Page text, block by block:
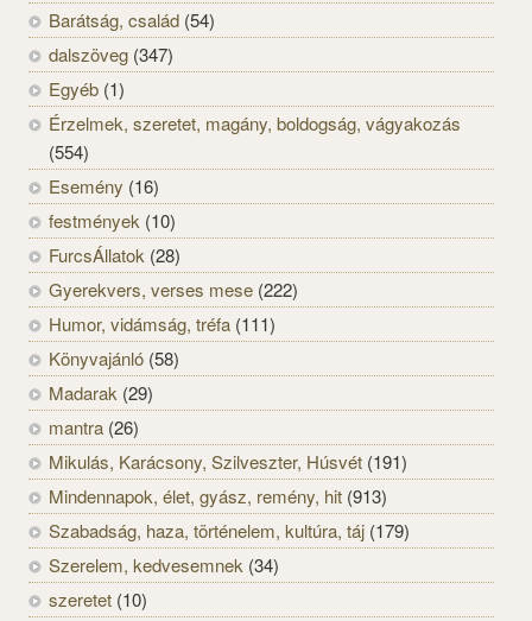
Barátság, család (54)
dalszöveg (347)
Egyéb (1)
Érzelmek, szeretet, magány, boldogság, vágyakozás
(554)
Esemény (16)
festmények (10)
FurcsÁllatok (28)
Gyerekvers, verses mese (222)
Humor, vidámság, tréfa (111)
Könyvajánló (58)
Madarak (29)
mantra (26)
Mikulás, Karácsony, Szilveszter, Húsvét (191)
Mindennapok, élet, gyász, remény, hit (913)
Szabadság, haza, történelem, kultúra, táj (179)
Szerelem, kedvesemnek (34)
szeretet (10)